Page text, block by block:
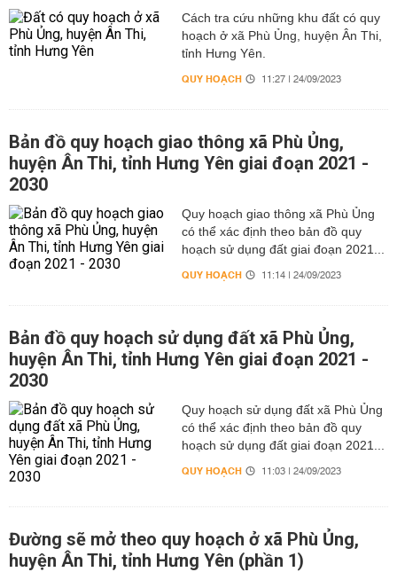
Cách tra cứu những khu đất có quy
hoạch ở xã Phù Ủng, huyện Ân Thi,
tỉnh Hưng Yên.
QUY HOẠCH 11:27 | 24/09/2023
Bản đồ quy hoạch giao thông xã Phù Ủng,
huyện Ân Thi, tỉnh Hưng Yên giai đoạn 2021 -
2030
Quy hoạch giao thông xã Phù Ủng
có thể xác định theo bản đồ quy
hoạch sử dụng đất giai đoạn 2021...
QUY HOẠCH 11:14 | 24/09/2023
Bản đồ quy hoạch sử dụng đất xã Phù Ủng,
huyện Ân Thi, tỉnh Hưng Yên giai đoạn 2021 -
2030
Quy hoạch sử dụng đất xã Phù Ủng
có thể xác định theo bản đồ quy
hoạch sử dụng đất giai đoạn 2021...
QUY HOẠCH 11:03 | 24/09/2023
Đường sẽ mở theo quy hoạch ở xã Phù Ủng,
huyện Ân Thi, tỉnh Hưng Yên (phần 1)